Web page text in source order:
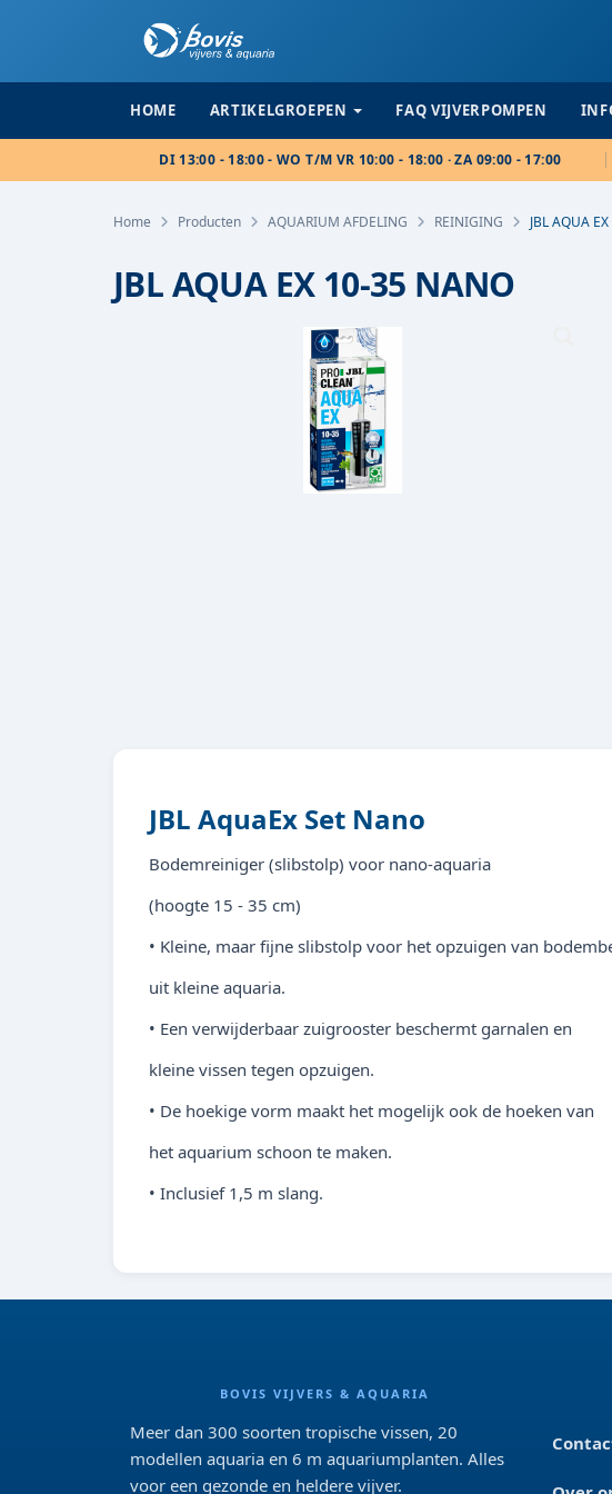
HOME ARTIKELGROEPEN FAQ VIJVERPOMPEN
DI 13:00 - 18:00 - WO T/M VR 10:00 - 18:00 · ZA 09:00 - 17:00
Home Producten AQUARIUM AFDELING REINIGING JBL AQUA
JBL AQUA EX 10-35 NANO
JBL AquaEx Set Nano
Bodemreiniger (slibstolp) voor nano-aquaria
(hoogte 15 - 35 cm)
• Kleine, maar fijne slibstolp voor het opzuigen van
uit kleine aquaria.
• Een verwijderbaar zuigrooster beschermt garnalen en
kleine vissen tegen opzuigen.
• De hoekige vorm maakt het mogelijk ook de hoeken van
het aquarium schoon te maken.
• Inclusief 1,5 m slang.
BOVIS VIJVERS & AQUARIA
Meer dan 300 soorten tropische vissen, 20
modellen aquaria en 6 m aquariumplanten. Alles
voor een gezonde en heldere vijver.